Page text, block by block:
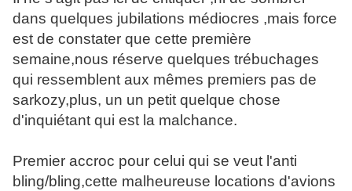
dans quelques jubilations médiocres ,mais force
est de constater que cette première
semaine,nous réserve quelques trébuchages
qui ressemblent aux mêmes premiers pas de
sarkozy,plus, un un petit quelque chose
d'inquiétant qui est la malchance.
Premier accroc pour celui qui se veut l'anti
bling/bling,cette malheureuse locations d'avions